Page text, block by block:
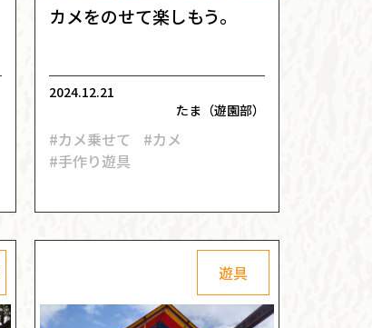
カメをのせて楽しもう。
2024.12.21
たま（遊園部）
#カメ乗せて
#カメ
#手作り遊具
遊具